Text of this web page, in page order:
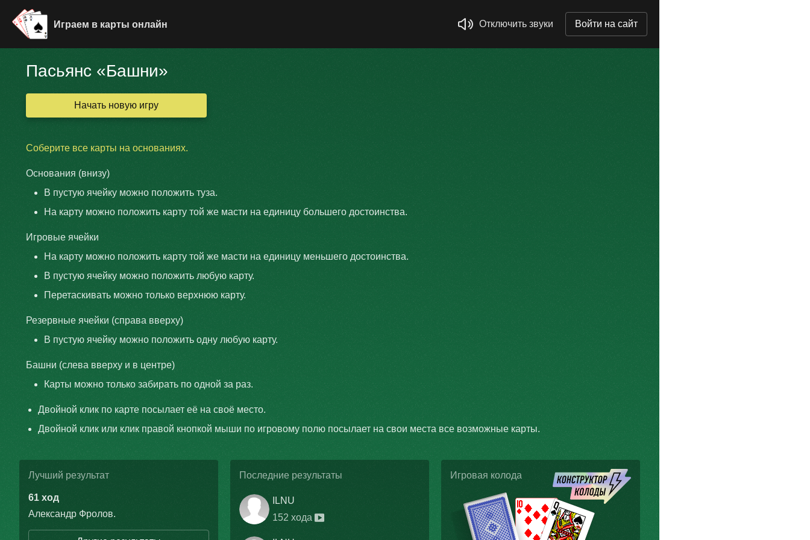
Играем в карты онлайн Отключить звуки Войти на сайт
Пасьянс «Башни»
Начать новую игру
Соберите все карты на основаниях.
Основания (внизу)
В пустую ячейку можно положить туза.
На карту можно положить карту той же масти на единицу большего достоинства.
Игровые ячейки
На карту можно положить карту той же масти на единицу меньшего достоинства.
В пустую ячейку можно положить любую карту.
Перетаскивать можно только верхнюю карту.
Резервные ячейки (справа вверху)
В пустую ячейку можно положить одну любую карту.
Башни (слева вверху и в центре)
Карты можно только забирать по одной за раз.
Двойной клик по карте посылает её на своё место.
Двойной клик или клик правой кнопкой мыши по игровому полю посылает на свои места все возможные карты.
Лучший результат
61 ход
Александр Фролов.
Последние результаты
ILNU
152 хода
Игровая колода